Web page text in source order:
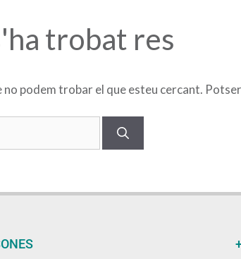
trobat res
no podem trobar el que esteu cercant.